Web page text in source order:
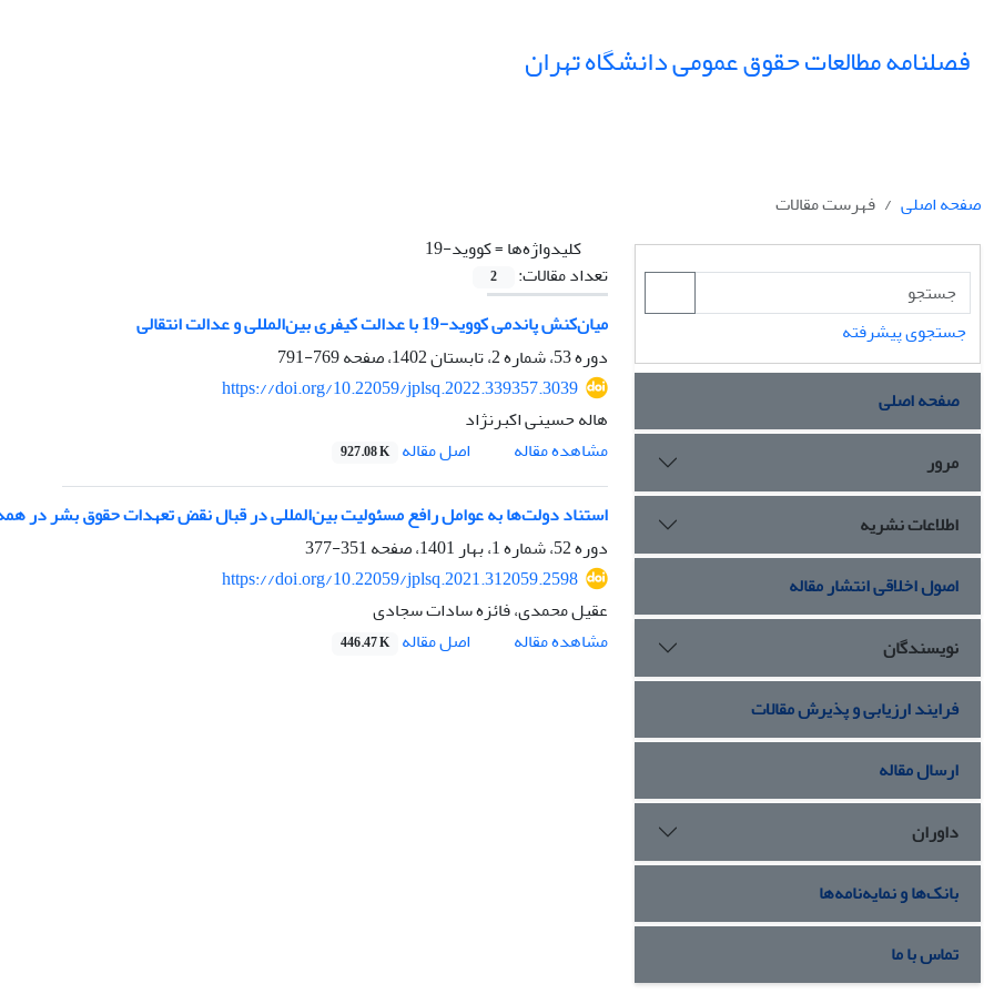
فصلنامه مطالعات حقوق عمومی دانشگاه تهران
صفحه اصلی
فهرست مقالات
کلیدواژه‌ها =کووید-19
تعداد مقالات:
2
میان‌کنش پاندمی کووید-19 با عدالت کیفری بین‌المللی و عدالت انتقالی
دوره 53، شماره 2، تابستان 1402، صفحه
769-791
https://doi.org/10.22059/jplsq.2022.339357.3039
هاله حسینی اکبرنژاد
مشاهده مقاله
اصل مقاله 927.08 K
استناد دولت‌ها به عوامل رافع مسئولیت بین‌المللی در قبال نقض تعهدات حقوق بشر در
دوره 52، شماره 1، بهار 1401، صفحه
351-377
https://doi.org/10.22059/jplsq.2021.312059.2598
عقیل محمدی، فائزه سادات سجادی
مشاهده مقاله
اصل مقاله 446.47 K
جستجوی پیشرفته
صفحه اصلی
مرور
اطلاعات نشریه
اصول اخلاقی انتشار مقاله
نویسندگان
فرایند ارزیابی و پذیرش مقالات
ارسال مقاله
داوران
بانک‌ها و نمایه‌نامه‌ها
تماس با ما